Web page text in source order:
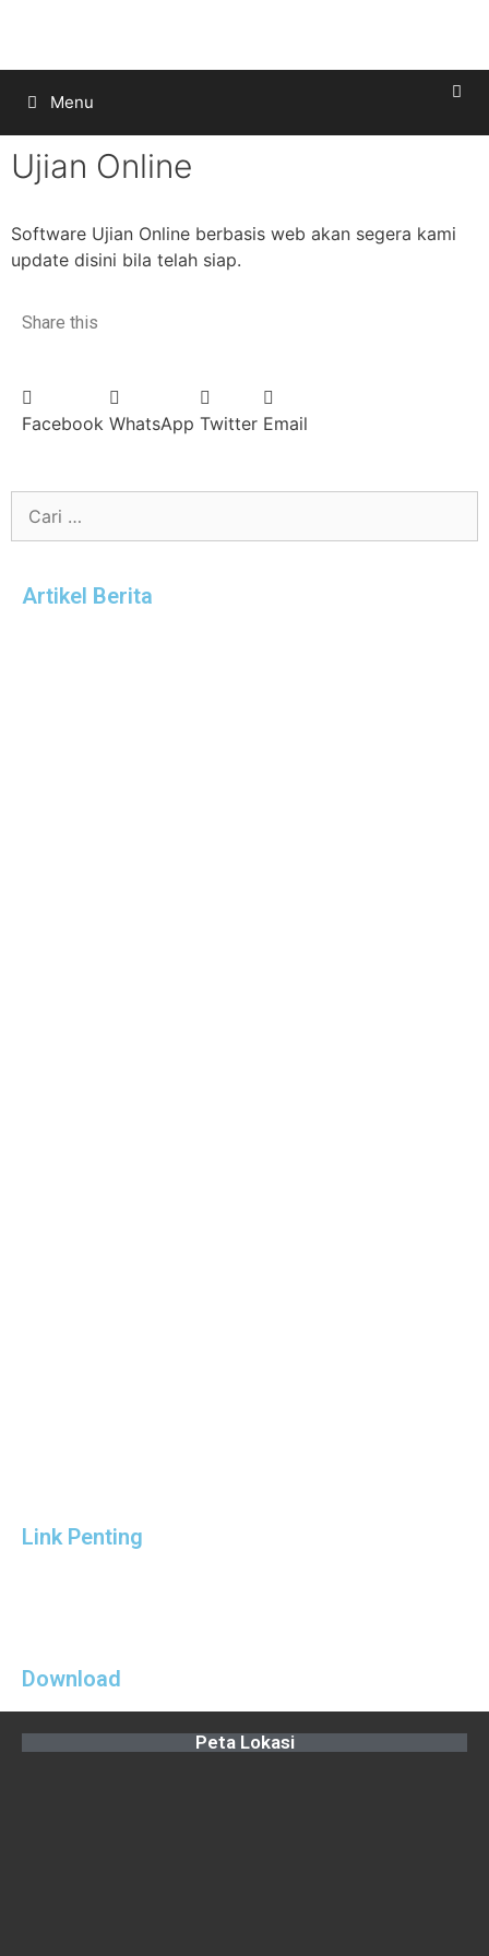
Menu
Ujian Online
Software Ujian Online berbasis web akan segera kami
update disini bila telah siap.
Share this
Facebook WhatsApp Twitter Email
Artikel Berita
Link Penting
Download
Peta Lokasi